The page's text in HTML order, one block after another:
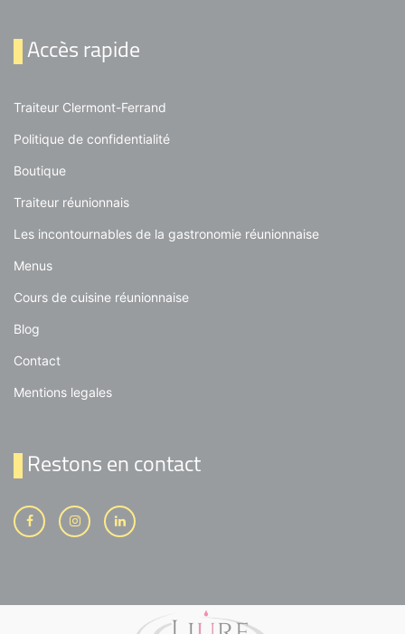
Accès rapide
Traiteur Clermont-Ferrand
Politique de confidentialité
Boutique
Traiteur réunionnais
Les incontournables de la gastronomie réunionnaise
Menus
Cours de cuisine réunionnaise
Blog
Contact
Mentions legales
Restons en contact